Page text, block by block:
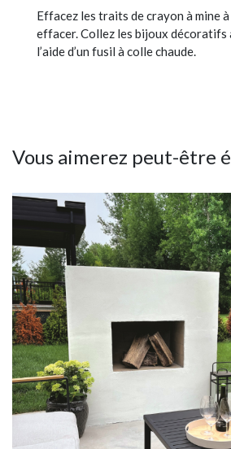
Effacez les traits de crayon à mine à
effacer. Collez les bijoux décoratifs
l’aide d’un fusil à colle chaude.
Vous aimerez peut-être